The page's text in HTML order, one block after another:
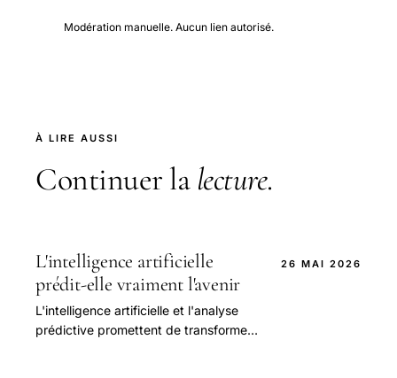
Modération manuelle. Aucun lien autorisé.
À LIRE AUSSI
Continuer la lecture.
L'intelligence artificielle
prédit-elle vraiment l'avenir
L'intelligence artificielle et l'analyse
prédictive promettent de transformer
26 MAI 2026